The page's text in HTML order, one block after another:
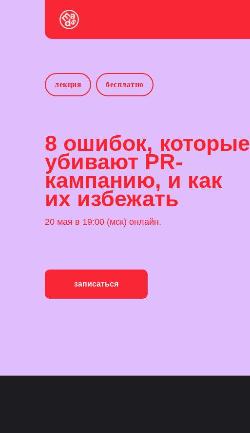
лекция бесплатно
8 ошибок, которые
убивают PR-
кампанию, и как
их избежать
20 мая в 19:00 (мск) онлайн.
записаться